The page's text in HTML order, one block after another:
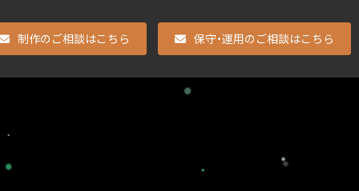
制作のご相談はこちら 保守・運用のご相談はこちら